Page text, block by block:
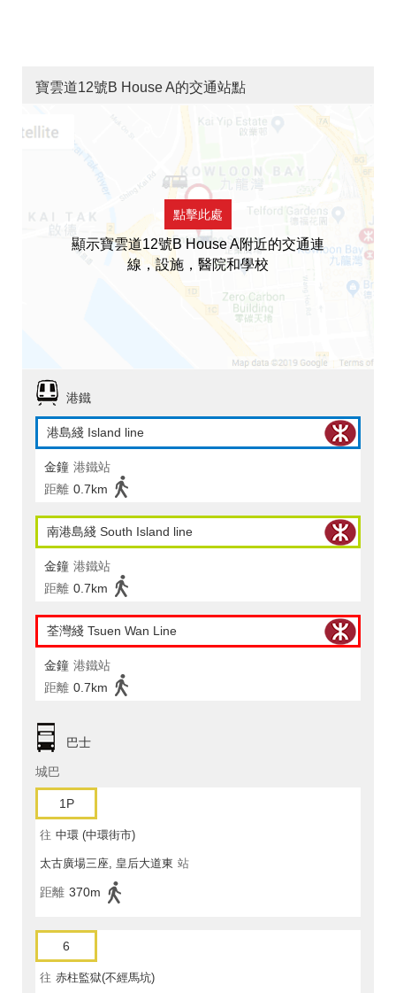
寶雲道12號B House A的交通站點
點擊此處
顯示寶雲道12號B House A附近的交通連
線，設施，醫院和學校
港鐵
港島綫 Island line
金鐘 港鐵站
距離 0.7km
南港島綫 South Island line
金鐘 港鐵站
距離 0.7km
荃灣綫 Tsuen Wan Line
金鐘 港鐵站
距離 0.7km
巴士
城巴
1P
往 中環 (中環街市)
太古廣場三座, 皇后大道東 站
距離 370m
6
往 赤柱監獄(不經馬坑)